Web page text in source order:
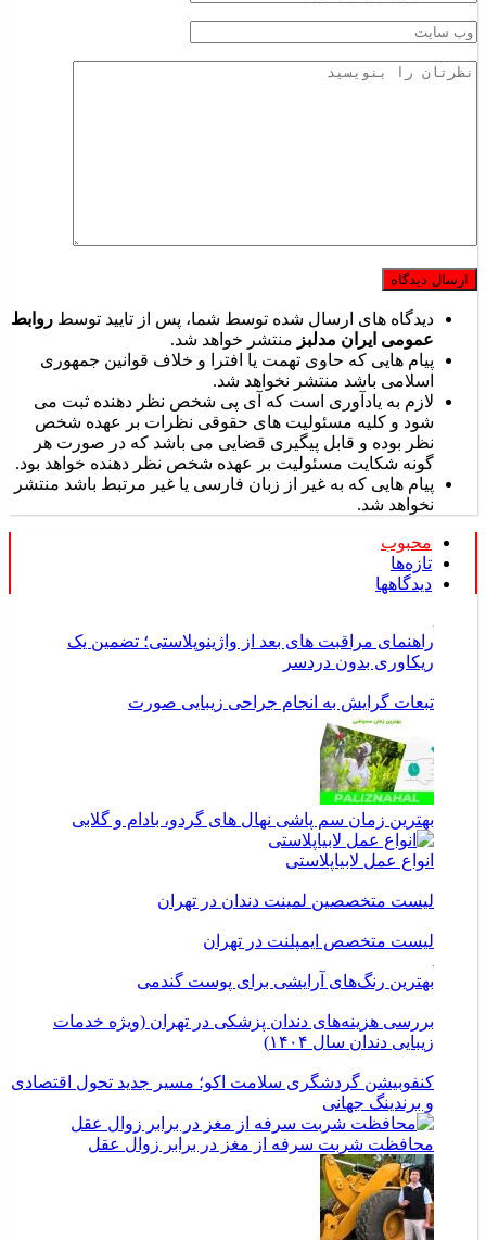
دیدگاه های ارسال شده توسط شما، پس از تایید توسط
عمومی ایران مدلبزمنتشر خواهد شد.
پیام هایی که حاوی تهمت یا افترا و خلاف قوانین جمهوری
اسلامی باشد منتشر نخواهد شد.
لازم به یادآوری است که آی پی شخص نظر دهنده ثبت می
شود و کلیه مسئولیت های حقوقی نظرات بر عهده شخص
نظر بوده و قابل پیگیری قضایی می باشد که در صورت هر
گونه شکایت مسئولیت بر عهده شخص نظر دهنده خواهد بود.
پیام هایی که به غیر از زبان فارسی یا غیر مرتبط باشد منتشر
محبوب
تازه‌ها
راهنمای مراقبت های بعد از واژینوپلاستی؛ تضمین یک
تبعات گرایش به انجام جراحی زیبایی صورت
بهترین زمان سم پاشی نهال های گردو، بادام و گلابی
لیست متخصص ایمپلنت در تهران
بررسی هزینه‌های دندان پزشکی در تهران (ویژه خدمات
کنفوبیشن گردشگری سلامت اکو؛ مسیر جدید تحول اقتصادی
و برندینگ جهانی
محافظت شربت سرفه از مغز در برابر زوال عقل